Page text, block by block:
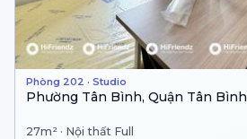
Phòng 202 · Studio
Phường Tân Bình, Quận Tân Bình
27m² · Nội thất Full